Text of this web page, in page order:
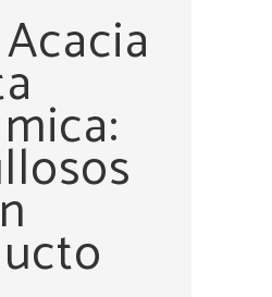
Acacia